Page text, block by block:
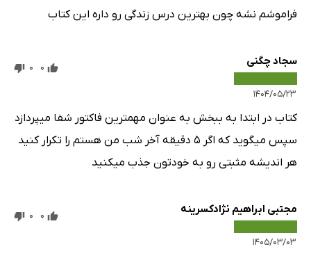
فراموشم نشه چون بهترین درس زندگی رو داره این کتاب
سجاد چگنی
۱۴۰۴/۰۵/۲۳
0
0
کتاب در ابتدا به ببخش به عنوان مهمترین فاکتور شفا میپردازد
سپس میگوید که اگر ۵ دقیقه آخر شب من هستم را تکرار کنید
هر اندیشه مثبتی رو به خودتون جذب میکنید
مجتبی ابراهیم نژادکسرینه
۱۴۰۵/۰۳/۰۳
0
0